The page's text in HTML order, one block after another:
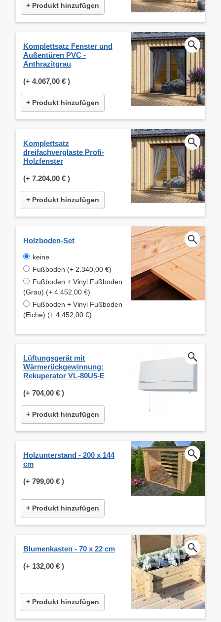
+ Produkt hinzufügen
Komplettsatz Fenster und
Außentüren PVC -
Anthrazitgrau
(+ 4.067,00 € )
+ Produkt hinzufügen
Komplettsatz
dreifachverglaste Profi-
Holzfenster
(+ 7.204,00 € )
+ Produkt hinzufügen
Holzboden-Set
keine
Fußboden (+ 2.340,00 €)
Fußboden + Vinyl Fußboden
(Grau) (+ 4.452,00 €)
Fußboden + Vinyl Fußboden
(Eiche) (+ 4.452,00 €)
Lüftungsgerät mit
Wärmerückgewinnung:
Rekuperator VL-80U5-E
(+ 704,00 € )
+ Produkt hinzufügen
Holzunterstand - 200 x 144
cm
(+ 799,00 € )
+ Produkt hinzufügen
Blumenkasten - 70 x 22 cm
(+ 132,00 € )
+ Produkt hinzufügen